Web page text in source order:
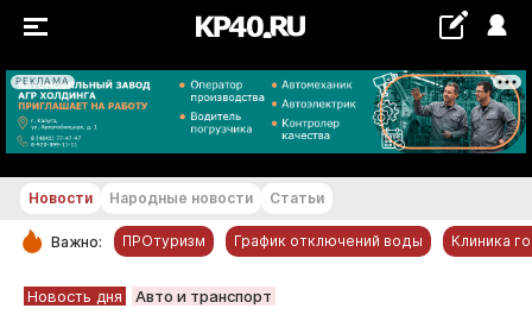
РЕКЛАМА
+15...+16 °С
РУБРИКИ
Новости Народные новости Статьи
Важно: ПРОтуризм График отключений воды Клиника
Новость дня Авто и транспорт